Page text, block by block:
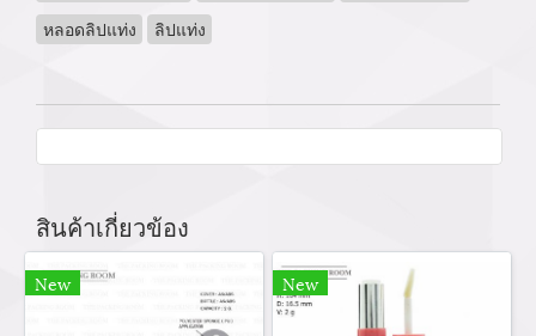
หลอดลิปแท่ง
ลิปแท่ง
สินค้าเกี่ยวข้อง
New New